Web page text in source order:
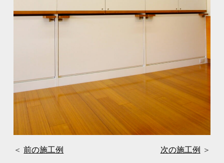
＜前の施工例 次の施工例 ＞